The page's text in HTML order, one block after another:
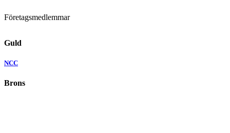
Företagsmedlemmar
Guld
NCC
Brons